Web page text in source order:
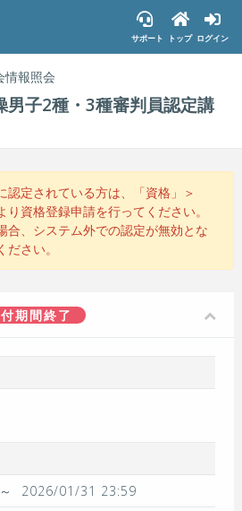
サポート トップ ログイン
情報照会
男子2種・3種審判員認定講
認定されている方は、「資格」＞
り資格登録申請を行ってください。
合、システム外での認定が無効とな
さい。
期間終了
～ 2026/01/31 23:59